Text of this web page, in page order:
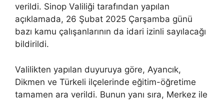
verildi. Sinop Valiliği tarafından yapılan
açıklamada, 26 Şubat 2025 Çarşamba günü
bazı kamu çalışanlarının da idari izinli sayılacağı
bildirildi.
Valilikten yapılan duyuruya göre, Ayancık,
Dikmen ve Türkeli ilçelerinde eğitim-öğretime
tamamen ara verildi. Bunun yanı sıra, Merkez ile